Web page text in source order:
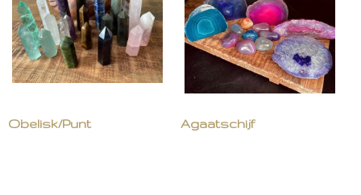
Obelisk/Punt Agaatschijf